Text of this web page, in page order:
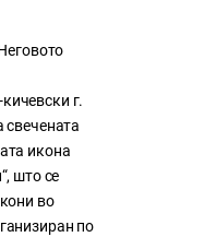
г.
свечената
икона
што се
во
по